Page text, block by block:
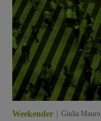
Weekender Giulia Mauro